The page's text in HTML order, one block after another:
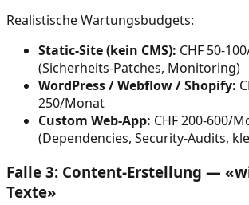
Realistische Wartungsbudgets:
Static-Site (kein CMS): CHF 50-
(Sicherheits-Patches, Monitoring)
WordPress / Webflow / Shopify:
250/Monat
Custom Web-App: CHF 200-600/
(Dependencies, Security-Audits,
Falle 3: Content-Erstellung —
Texte»